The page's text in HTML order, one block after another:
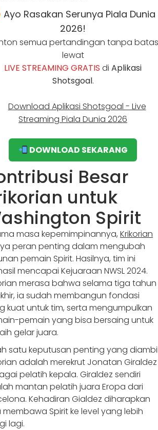
Ayo Rasakan Serunya Piala Dunia
2026!
semua pertandingan tanpa batas
lewat
LIVE STREAMING GRATIS di Aplikasi
Shotsgoal.
DOWNLOAD SEKARANG
Besar
untuk
Spirit
masa kepemimpinannya, Krikorian
peran penting dalam mengubah
pemain Spirit. Hasilnya, tim ini
mencapai Kejuaraan NWSL 2024.
merasa bahwa selama tiga tahun
ia sudah membangun fondasi
kuat untuk tim, serta mengumpulkan
pemain yang bisa bersaing untuk
gelar juara.
satu keputusan penting yang
adalah merekrut Jonatan Giraldez
pelatih kepala. Giraldez sendiri
mantan pelatih juara Eropa dari
Kehadiran Gialdez diharapkan
membawa Spirit ke level yang lebih
lagi.